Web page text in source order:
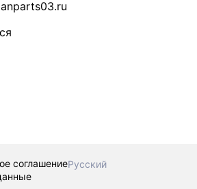
соглашениеРусский